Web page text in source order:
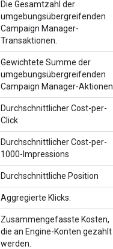
Die Gesamtzahl der
umgebungsübergreifenden
Campaign Manager-
Transaktionen.
Gewichtete Summe der
umgebungsübergreifenden
Campaign Manager-Aktionen.
Durchschnittlicher Cost-per-
Click
Durchschnittlicher Cost-per-
1000-Impressions
Durchschnittliche Position
Aggregierte Klicks:
Zusammengefasste Kosten,
die an Engine-Konten gezahlt
werden.